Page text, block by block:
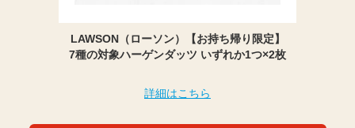
LAWSON（ローソン）【お持ち帰り限定】
7種の対象ハーゲンダッツ いずれか1つ×2枚
詳細はこちら